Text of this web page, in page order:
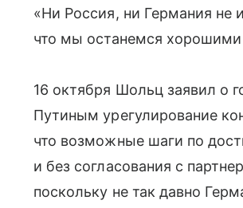
«Ни Россия, ни Германия не
что мы останемся
16 октября Шольц заявил о
Путиным урегулирование
что возможные шаги по
и без согласования с
поскольку не так давно